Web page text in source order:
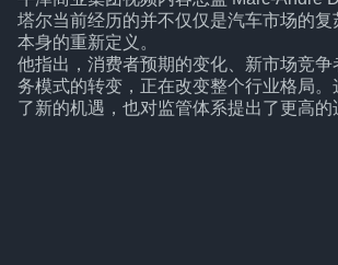
塔尔当前经历的并不仅仅是汽车市场的
本身的重新定义。
他指出，消费者预期的变化、新市场竞争
务模式的转变，正在改变整个行业格局。
了新的机遇，也对监管体系提出了更高的